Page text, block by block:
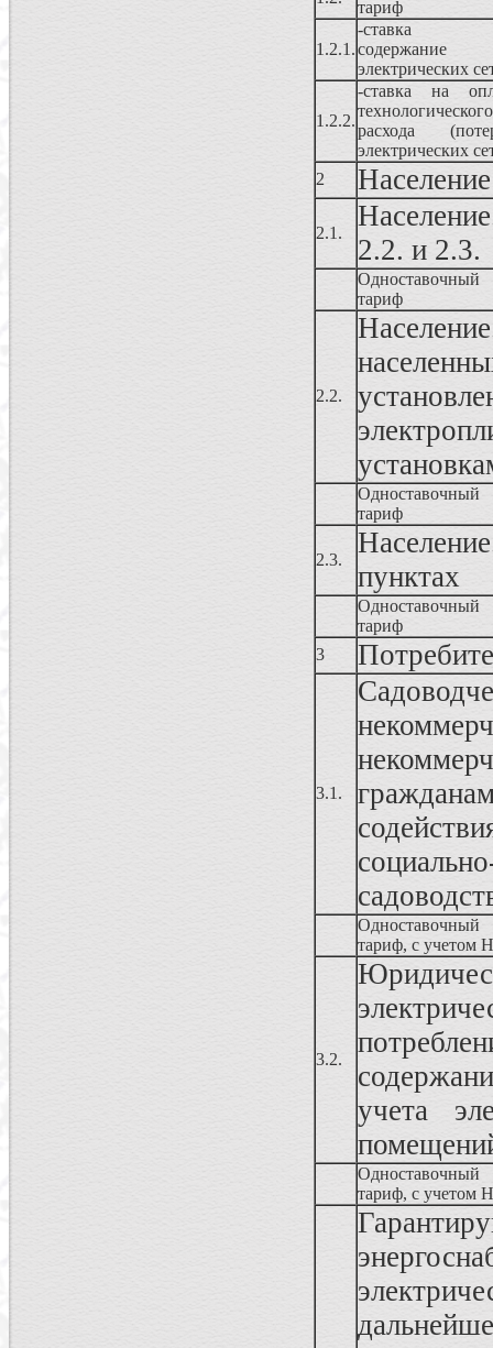
тариф
1.2.1.
-ставка
содержание
электрических
1.2.2.
-ставка на
технологического
расхода
электрических
2
Население
2.1.
2.2. и 2.3.
Одноставочный
тариф
2.2.
Одноставочный
тариф
2.3.
пунктах
Одноставочный
тариф
3
3.1.
Одноставочный
тариф, с учетом
3.2.
учета
Одноставочный
тариф, с учетом